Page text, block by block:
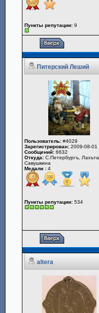
Пункты репутации: 9
Питерский Леший
Пользователь: #4029
Зарегистрирован: 2009-08-01
Сообщений: 6632
Откуда: С.Петербургъ, Лахъта,
Савушкина
Медали : 4
Пункты репутации: 534
altera